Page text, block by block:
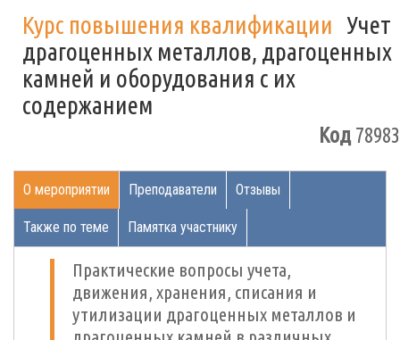
Курс повышения квалификации Учет
драгоценных металлов, драгоценных
камней и оборудования с их
содержанием
Код78983
О мероприятии Преподаватели Отзывы
Также по теме Памятка участнику
Практические вопросы учета,
движения, хранения, списания и
утилизации драгоценных металлов и